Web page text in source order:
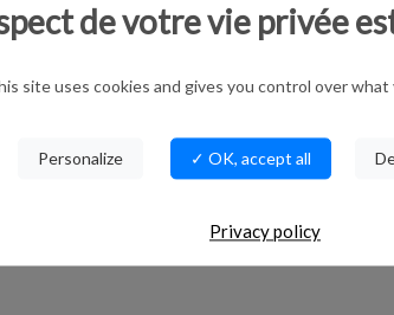
2025, en complicité avec Odyssud.
& 31 décembre, un apéro alsacien est
de votre vie privée
site uses cookies and gives you control over
Personalize ✓ OK, accept all
Privacy policy